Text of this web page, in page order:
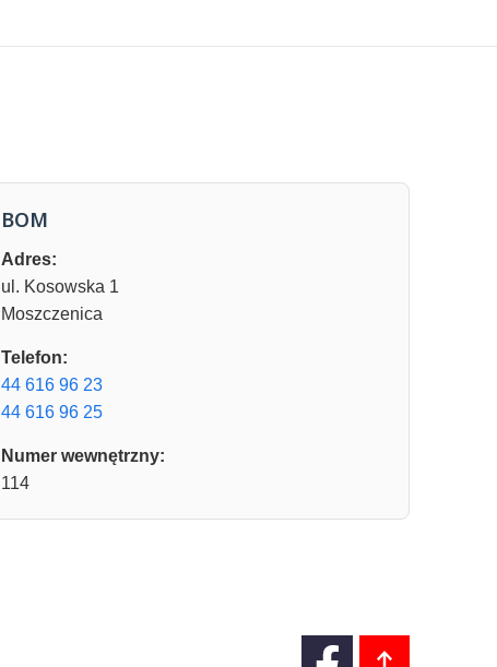
BOM
Adres:
ul. Kosowska 1
Moszczenica
Telefon:
44 616 96 23
44 616 96 25
Numer wewnętrzny:
114